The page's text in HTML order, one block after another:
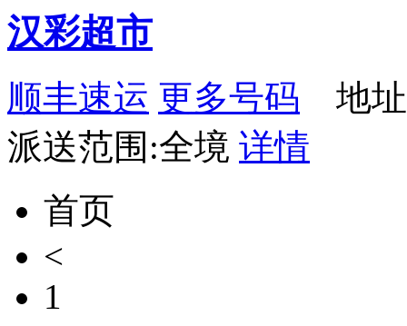
汉彩超市
顺丰速运 更多号码 地址
派送范围:全境 详情
首页
<
1